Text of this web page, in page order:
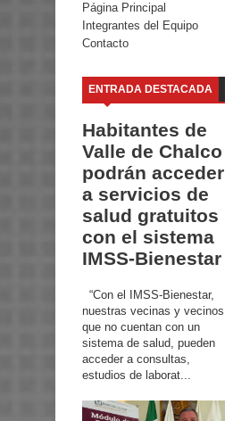
Página Principal
Integrantes del Equipo
Contacto
ENTRADA DESTACADA
Habitantes de
Valle de Chalco
podrán acceder
a servicios de
salud gratuitos
con el sistema
IMSS-Bienestar
“Con el IMSS-Bienestar,
nuestras vecinas y vecinos
que no cuentan con un
sistema de salud, pueden
acceder a consultas,
estudios de laborat...